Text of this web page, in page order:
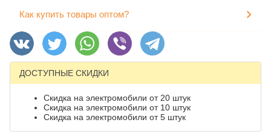
Как купить товары оптом?
ДОСТУПНЫЕ СКИДКИ
Скидка на электромобили от 20 штук
Скидка на электромобили от 10 штук
Скидка на электромобили от 5 штук